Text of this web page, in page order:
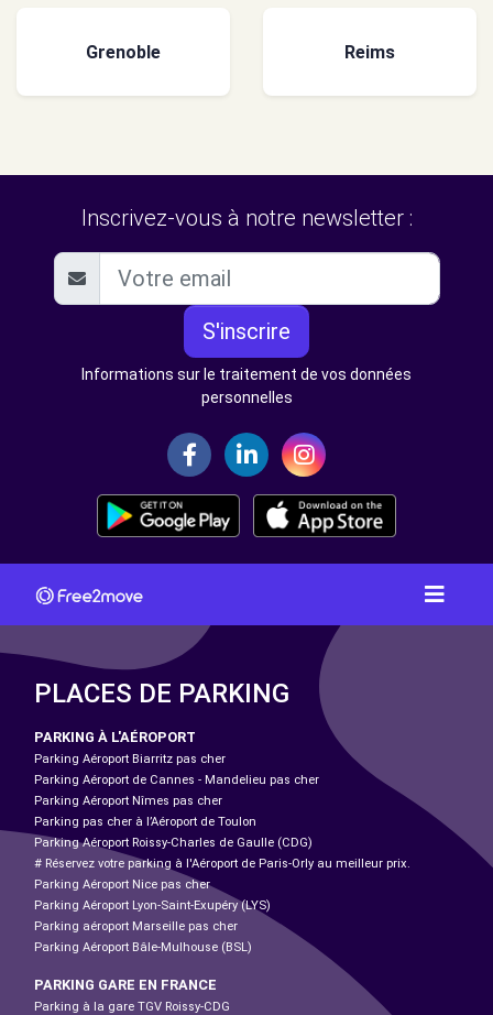
Grenoble Reims
Inscrivez-vous à notre newsletter :
S'inscrire
Informations sur le traitement de vos données
personnelles
PLACES DE PARKING
PARKING À L'AÉROPORT
Parking Aéroport Biarritz pas cher
Parking Aéroport de Cannes - Mandelieu pas cher
Parking Aéroport Nîmes pas cher
Parking pas cher à l’Aéroport de Toulon
Parking Aéroport Roissy-Charles de Gaulle (CDG)
# Réservez votre parking à l'Aéroport de Paris-Orly au meilleur prix.
Parking Aéroport Nice pas cher
Parking Aéroport Lyon-Saint-Exupéry (LYS)
Parking aéroport Marseille pas cher
Parking Aéroport Bâle-Mulhouse (BSL)
PARKING GARE EN FRANCE
Parking à la gare TGV Roissy-CDG